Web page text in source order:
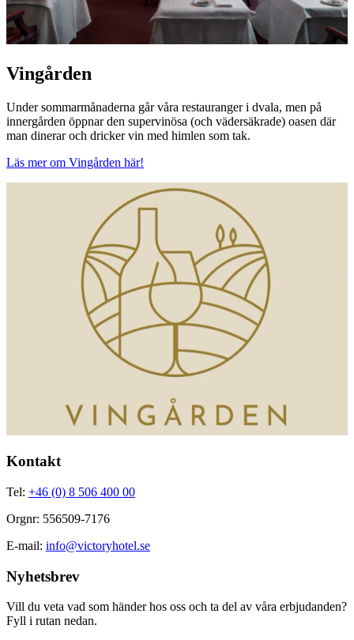
Vingården
Under sommarmånaderna går våra restauranger i dvala, men på
innergården öppnar den supervinösa (och vädersäkrade) oasen där
man dinerar och dricker vin med himlen som tak.
Läs mer om Vingården här!
Kontakt
Tel: +46 (0) 8 506 400 00
Orgnr: 556509-7176
E-mail: info@victoryhotel.se
Nyhetsbrev
Vill du veta vad som händer hos oss och ta del av våra erbjudanden?
Fyll i rutan nedan.